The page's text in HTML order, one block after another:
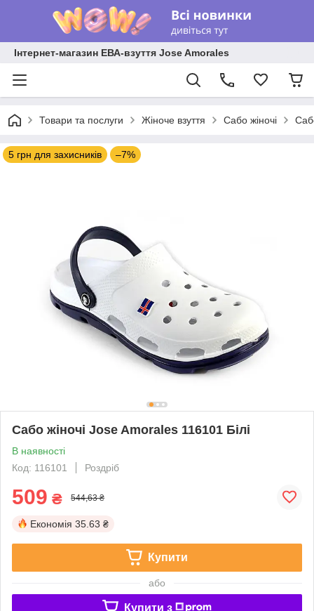
Інтернет-магазин ЕВА-взуття Jose Amorales
Товари та послуги Жіноче взуття Сабо жіночі
5 грн для захисників –7%
Сабо жіночі Jose Amorales 116101 Білі
В наявності
Код: 116101
Роздріб
509 ₴ 544,63 ₴
Економія 35.63 ₴
Купити
або
Купити з